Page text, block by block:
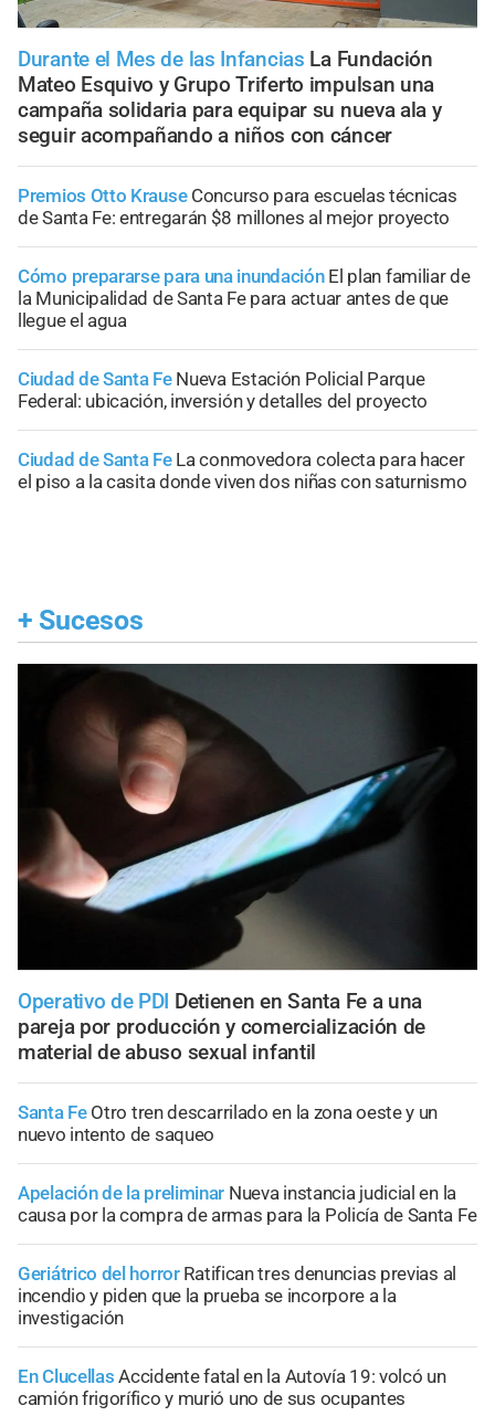
Durante el Mes de las Infancias La Fundación
Mateo Esquivo y Grupo Triferto impulsan una
campaña solidaria para equipar su nueva ala y
seguir acompañando a niños con cáncer
Premios Otto Krause Concurso para escuelas técnicas
de Santa Fe: entregarán $8 millones al mejor proyecto
Cómo prepararse para una inundación El plan familiar de
la Municipalidad de Santa Fe para actuar antes de que
llegue el agua
Ciudad de Santa Fe Nueva Estación Policial Parque
Federal: ubicación, inversión y detalles del proyecto
Ciudad de Santa Fe La conmovedora colecta para hacer
el piso a la casita donde viven dos niñas con saturnismo
+ Sucesos
Operativo de PDI Detienen en Santa Fe a una
pareja por producción y comercialización de
material de abuso sexual infantil
Santa Fe Otro tren descarrilado en la zona oeste y un
nuevo intento de saqueo
Apelación de la preliminar Nueva instancia judicial en la
causa por la compra de armas para la Policía de Santa Fe
Geriátrico del horror Ratifican tres denuncias previas al
incendio y piden que la prueba se incorpore a la
investigación
En Clucellas Accidente fatal en la Autovía 19: volcó un
camión frigorífico y murió uno de sus ocupantes